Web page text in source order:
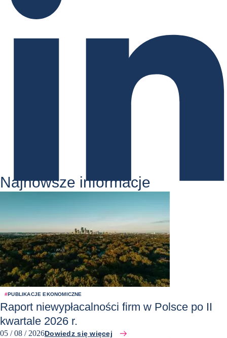
Najnowsze informacje
#PUBLIKACJE EKONOMICZNE
Raport niewypłacalności firm w Polsce po II
kwartale 2026 r.
05 / 08 / 2026Dowiedz się więcej